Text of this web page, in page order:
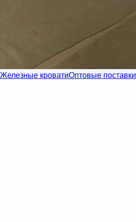
Железные кроватиОптовые поставки